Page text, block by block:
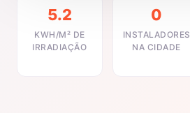
5.2
KWH/M² DE
IRRADIAÇÃO
0
INSTALADORES
NA CIDADE